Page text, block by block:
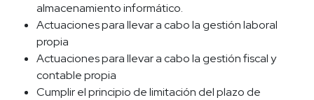
almacenamiento informático.
Actuaciones para llevar a cabo la gestión laboral
propia
Actuaciones para llevar a cabo la gestión fiscal y
contable propia
Cumplir el principio de limitación del plazo de